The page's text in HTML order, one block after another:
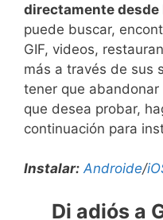
directamente desde
puede buscar,
GIF, videos,
más a través de sus
tener que
que desea probar,
continuación para
Instalar: Androide/
Di adiós a